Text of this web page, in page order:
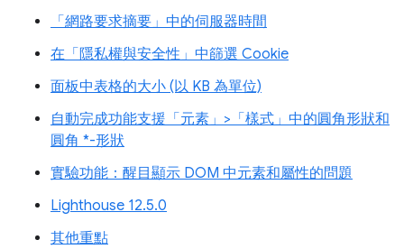
「網路要求摘要」中的伺服器時間
在「隱私權與安全性」中篩選 Cookie
面板中表格的大小 (以 KB 為單位)
自動完成功能支援「元素」>「樣式」中的圓角形狀和
圓角 *-形狀
實驗功能：醒目顯示 DOM 中元素和屬性的問題
Lighthouse 12.5.0
其他重點